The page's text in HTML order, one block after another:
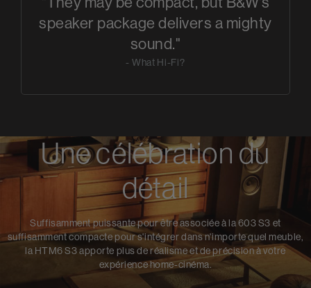
speaker package delivers a mighty
sound."
- What Hi-Fi?
Une célébration du
détail
Suffisamment puissante pour être associée à la 603 S3 et
suffisamment compacte pour s'intégrer dans n'importe quel meuble,
la HTM6 S3 apporte plus de réalisme et de précision à votre
expérience home-cinéma.